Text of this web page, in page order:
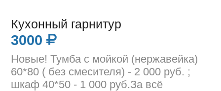
Кухонный гарнитур
3000
Новые! Тумба с мойкой (нержавейка)
60*80 ( без смесителя) - 2 000 руб. ;
шкаф 40*50 - 1 000 руб.За всё